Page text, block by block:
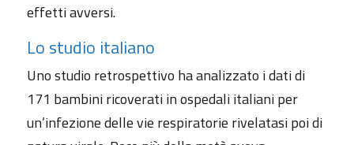
effetti avversi.
Lo studio italiano
Uno studio retrospettivo ha analizzato i dati di
171 bambini ricoverati in ospedali italiani per
un’infezione delle vie respiratorie rivelatasi poi di